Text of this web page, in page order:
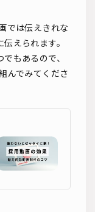
では伝えきれな
えられます。
もあるので、
んでみてくださ